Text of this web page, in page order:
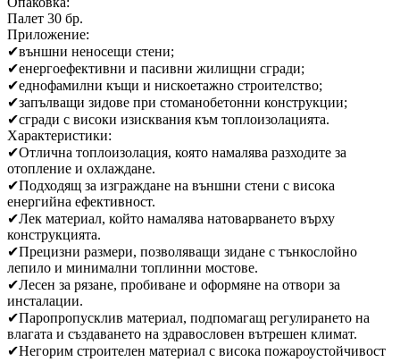
Палет 30 бр.
Приложение:
✔външни неносещи стени;
✔енергоефективни и пасивни жилищни сгради;
✔еднофамилни къщи и нискоетажно строителство;
✔запълващи зидове при стоманобетонни конструкции;
✔сгради с високи изисквания към топлоизолацията.
Характеристики:
✔Отлична топлоизолация, която намалява разходите за
отопление и охлаждане.
✔Подходящ за изграждане на външни стени с висока
енергийна ефективност.
✔Лек материал, който намалява натоварването върху
конструкцията.
✔Прецизни размери, позволяващи зидане с тънкослойно
лепило и минимални топлинни мостове.
✔Лесен за рязане, пробиване и оформяне на отвори за
инсталации.
✔Паропропусклив материал, подпомагащ регулирането на
влагата и създаването на здравословен вътрешен климат.
✔Негорим строителен материал с висока пожароустойчивост